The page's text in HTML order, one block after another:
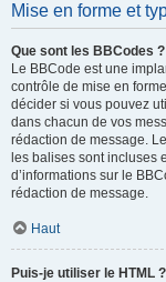
Mise en forme et
Que sont les BBCodes ?
Le BBCode est une
contrôle de mise en
décider si vous pouvez
dans chacun de vos
rédaction de message.
les balises sont incluses
d’informations sur le
rédaction de message.
Haut
Puis-je utiliser le HTML ?